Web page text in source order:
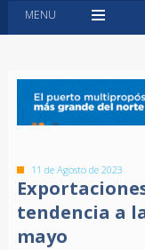
MENU
11 de Agosto de 2023
tendencia a
mayo